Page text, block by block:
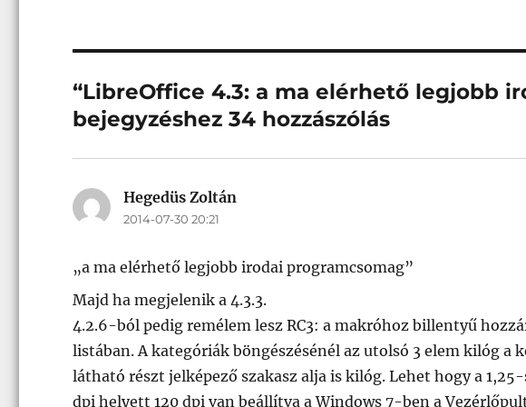
“LibreOffice 4.3: a ma elérhető legjobb
bejegyzéshez 34 hozzászólás
Hegedüs Zoltán
2014-07-30 20:21
„a ma elérhető legjobb irodai programcsomag”
Majd ha megjelenik a 4.3.3.
4.2.6-ból pedig remélem lesz RC3: a makróhoz billentyű
listában. A kategóriák böngészésénél az utolsó 3 elem kilóg a
látható részt jelképező szakasz alja is kilóg. Lehet hogy a
dpi helyett 120 dpi van beállítva a Windows 7-ben a